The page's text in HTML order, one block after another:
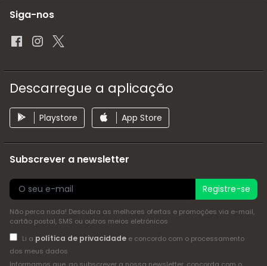
Siga-nos
Descarregue a aplicação
Playstore App Store
Subscrever a newsletter
Registre-se
Não perca nada! Descubra as melhores ofertas e promoções via e-mail,
cartão postal, SMS ou outros meios eletrónicos
Li a política de privacidadee concordo com o processamento
dos meus dados